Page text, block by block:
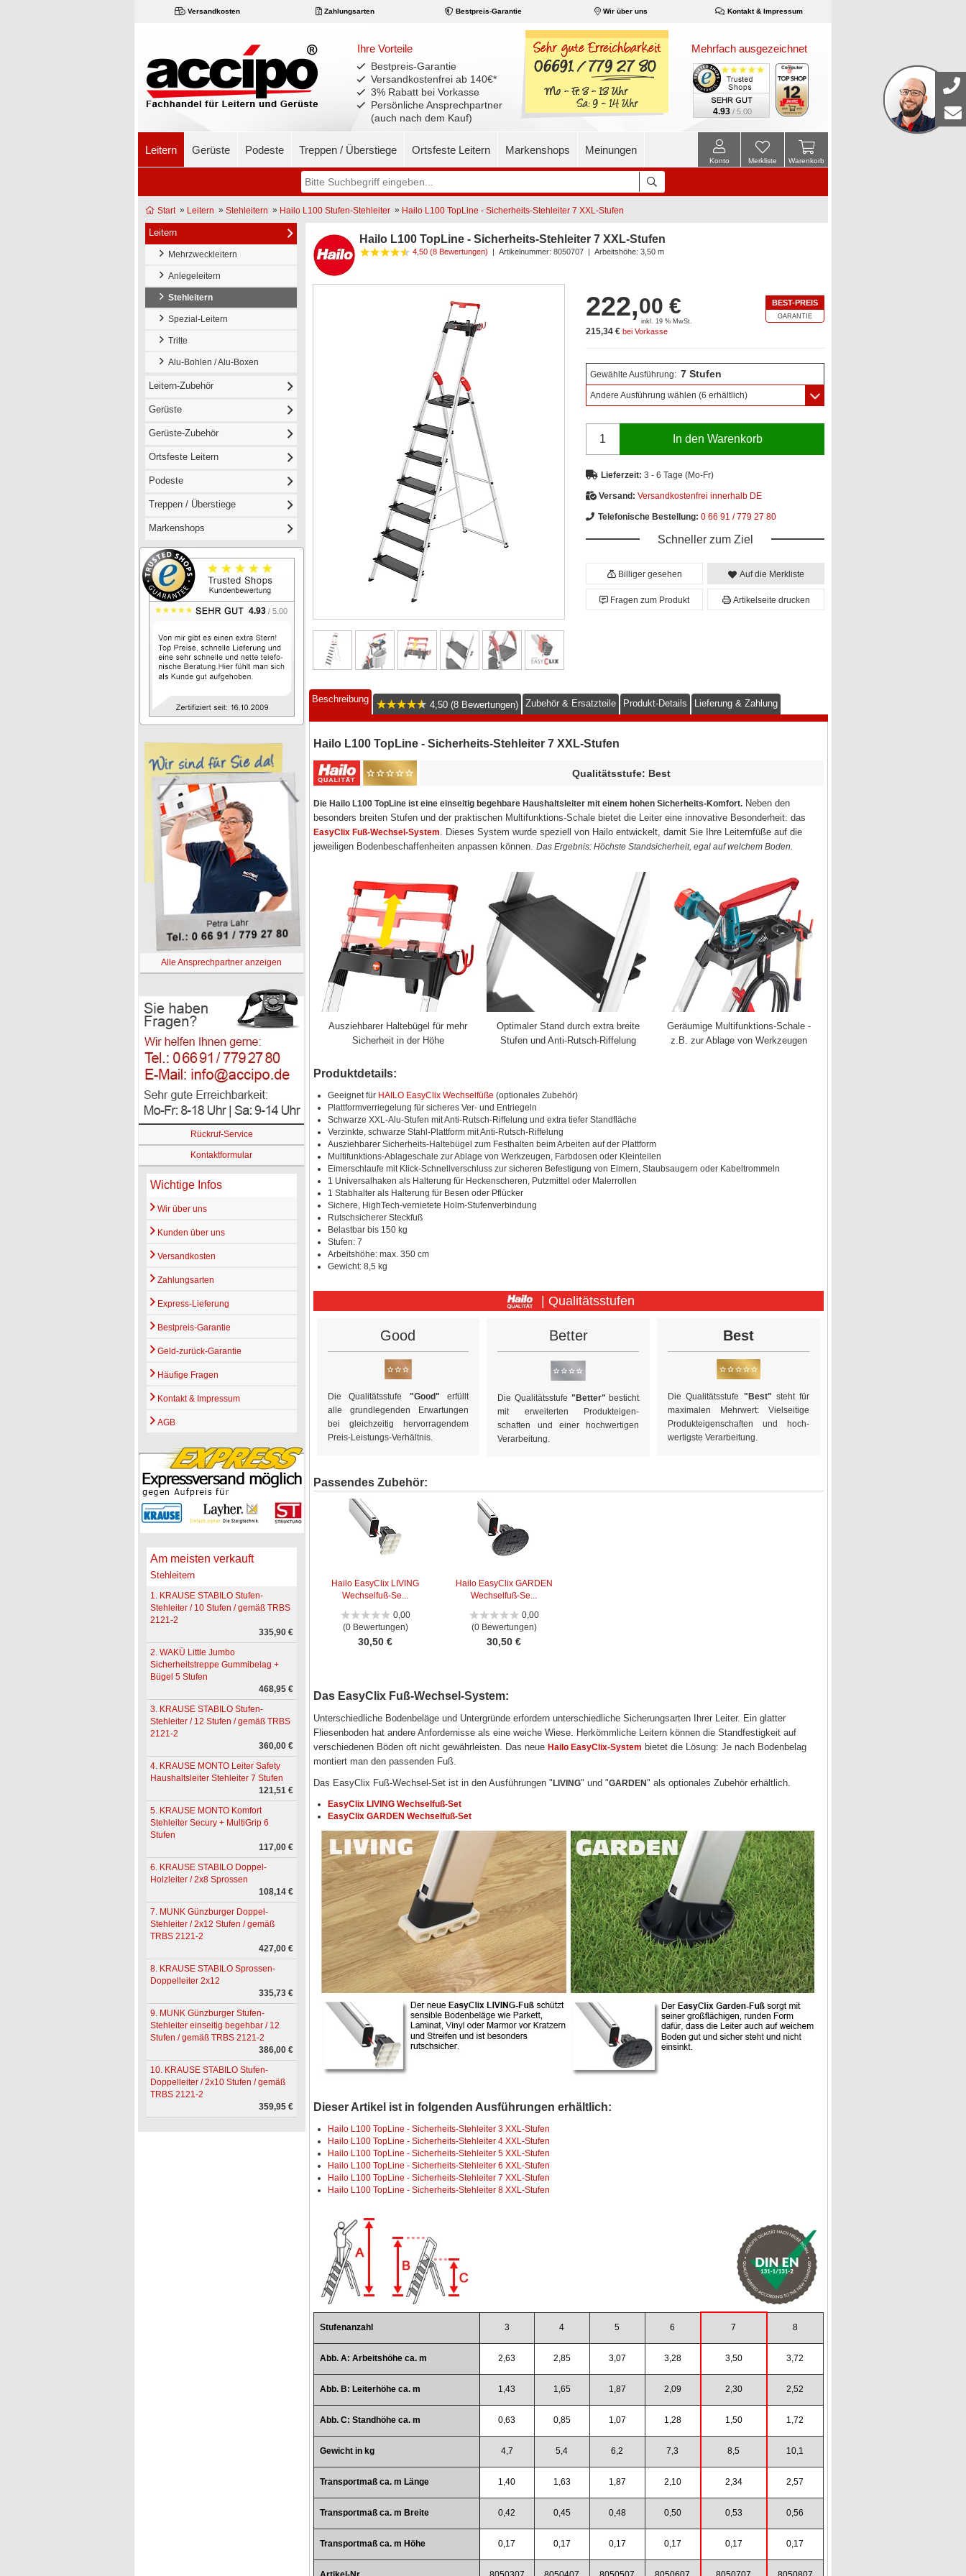
Versandkosten Zahlungsarten Bestpreis-Garantie Wir über uns Kontakt & Impressum
Ihre Vorteile
Bestpreis-Garantie
Versandkostenfrei ab 140€*
3% Rabatt bei Vorkasse
Persönliche Ansprechpartner
(auch nach dem Kauf)
Mehrfach ausgezeichnet
4.93 / 5.00
Leitern Gerüste Podeste Treppen / Überstiege Ortsfeste Leitern Markenshops Meinungen
Warenkorb
Merkliste
Konto
Start» Leitern » Stehleitern » Hailo L100 Stufen-Stehleiter » Hailo L100 TopLine - Sicherheits-Stehleiter 7 XXL-Stufen
Leitern
Mehrzweckleitern
Anlegeleitern
Stehleitern
Spezial-Leitern
Tritte
Alu-Bohlen / Alu-Boxen
Leitern-Zubehör
Gerüste
Gerüste-Zubehör
Ortsfeste Leitern
Podeste
Treppen / Überstiege
Markenshops
4.93 / 5.00
Alle Ansprechpartner anzeigen
Rückruf-Service
Kontaktformular
Wichtige Infos
Wir über uns
Kunden über uns
Versandkosten
Zahlungsarten
Express-Lieferung
Bestpreis-Garantie
Geld-zurück-Garantie
Häufige Fragen
Kontakt & Impressum
AGB
Am meisten verkauft
Stehleitern
1. KRAUSE STABILO Stufen-
Stehleiter / 10 Stufen / gemäß TRBS
2121-2
335,90 €
2. WAKÜ Little Jumbo
Sicherheitstreppe Gummibelag +
Bügel 5 Stufen
468,95 €
3. KRAUSE STABILO Stufen-
Stehleiter / 12 Stufen / gemäß TRBS
2121-2
360,00 €
4. KRAUSE MONTO Leiter Safety
Haushaltsleiter Stehleiter 7 Stufen
121,51 €
5. KRAUSE MONTO Komfort
Stehleiter Secury + MultiGrip 6
Stufen
117,00 €
6. KRAUSE STABILO Doppel-
Holzleiter / 2x8 Sprossen
108,14 €
7. MUNK Günzburger Doppel-
Stehleiter / 2x12 Stufen / gemäß
TRBS 2121-2
427,00 €
8. KRAUSE STABILO Sprossen-
Doppelleiter 2x12
335,73 €
9. MUNK Günzburger Stufen-
Stehleiter einseitig begehbar / 12
Stufen / gemäß TRBS 2121-2
386,00 €
10. KRAUSE STABILO Stufen-
Doppelleiter / 2x10 Stufen / gemäß
TRBS 2121-2
359,95 €
Hailo L100 TopLine - Sicherheits-Stehleiter 7 XXL-Stufen
4,50 (8 Bewertungen) | Artikelnummer: 8050707 | Arbeitshöhe: 3,50 m
BEST-PREIS
GARANTIE
222,00 €
inkl. 19 % MwSt.
215,34 € bei Vorkasse
Gewählte Ausführung: 7 Stufen
Andere Ausführung wählen (6 erhältlich)
In den Warenkorb
Lieferzeit: 3 - 6 Tage (Mo-Fr)
Versand: Versandkostenfrei innerhalb DE
Telefonische Bestellung: 0 66 91 / 779 27 80
Schneller zum Ziel
Billiger gesehen Auf die Merkliste
Fragen zum Produkt Artikelseite drucken
Beschreibung
4,50 (8 Bewertungen) Zubehör & Ersatzteile Produkt-Details Lieferung & Zahlung
Hailo L100 TopLine - Sicherheits-Stehleiter 7 XXL-Stufen
Qualitätsstufe: Best
Die Hailo L100 TopLine ist eine einseitig begehbare Haushaltsleiter mit einem hohen Sicherheits-Komfort.Neben den
besonders breiten Stufen und der praktischen Multifunktions-Schale bietet die Leiter eine innovative Besonderheit: das
EasyClix Fuß-Wechsel-System. Dieses System wurde speziell von Hailo entwickelt, damit Sie Ihre Leiternfüße auf die
jeweiligen Bodenbeschaffenheiten anpassen können. Das Ergebnis: Höchste Standsicherheit, egal auf welchem Boden.
Ausziehbarer Haltebügel für mehr
Sicherheit in der Höhe
Optimaler Stand durch extra breite
Stufen und Anti-Rutsch-Riffelung
Geräumige Multifunktions-Schale -
z.B. zur Ablage von Werkzeugen
Produktdetails:
Geeignet für HAILO EasyClix Wechselfüße (optionales Zubehör)
Plattformverriegelung für sicheres Ver- und Entriegeln
Schwarze XXL-Alu-Stufen mit Anti-Rutsch-Riffelung und extra tiefer Standfläche
Verzinkte, schwarze Stahl-Plattform mit Anti-Rutsch-Riffelung
Ausziehbarer Sicherheits-Haltebügel zum Festhalten beim Arbeiten auf der Plattform
Multifunktions-Ablageschale zur Ablage von Werkzeugen, Farbdosen oder Kleinteilen
Eimerschlaufe mit Klick-Schnellverschluss zur sicheren Befestigung von Eimern, Staubsaugern oder Kabeltrommeln
1 Universalhaken als Halterung für Heckenscheren, Putzmittel oder Malerrollen
1 Stabhalter als Halterung für Besen oder Pflücker
Sichere, HighTech-vernietete Holm-Stufenverbindung
Rutschsicherer Steckfuß
Belastbar bis 150 kg
Stufen: 7
Arbeitshöhe: max. 350 cm
Gewicht: 8,5 kg
| Qualitätsstufen
Good
Die Qualitätsstufe "Good"erfüllt
alle grundlegenden Erwartungen
bei gleichzeitig hervorragendem
Preis-Leistungs-Verhältnis.
Better
Die Qualitätsstufe "Better" besticht
mit erweiterten Produkt­eigen­
schaften und einer hochwertigen
Verarbeitung.
Best
Die Qualitätsstufe "Best" steht für
maximalen Mehrwert: Vielseitige
Produkteigen­schaften und hoch­
wertigste Verarbeitung.
Passendes Zubehör:
Hailo EasyClix LIVING
Wechselfuß-Se...
0,00
(0 Bewertungen)
30,50 €
Hailo EasyClix GARDEN
Wechselfuß-Se...
0,00
(0 Bewertungen)
30,50 €
Das EasyClix Fuß-Wechsel-System:
Unterschiedliche Bodenbeläge und Untergründe erfordern unterschiedliche Sicherungsarten Ihrer Leiter. Ein glatter
Fliesenboden hat andere Anfordernisse als eine weiche Wiese. Herkömmliche Leitern können die Standfestigkeit auf
verschiedenen Böden oft nicht gewährleisten. Das neue Hailo EasyClix-System bietet die Lösung: Je nach Bodenbelag
montiert man den passenden Fuß.
Das EasyClix Fuß-Wechsel-Set ist in den Ausführungen "LIVING" und "GARDEN" als optionales Zubehör erhältlich.
EasyClix LIVING Wechselfuß-Set
EasyClix GARDEN Wechselfuß-Set
Dieser Artikel ist in folgenden Ausführungen erhältlich:
Hailo L100 TopLine - Sicherheits-Stehleiter 3 XXL-Stufen
Hailo L100 TopLine - Sicherheits-Stehleiter 4 XXL-Stufen
Hailo L100 TopLine - Sicherheits-Stehleiter 5 XXL-Stufen
Hailo L100 TopLine - Sicherheits-Stehleiter 6 XXL-Stufen
Hailo L100 TopLine - Sicherheits-Stehleiter 7 XXL-Stufen
Hailo L100 TopLine - Sicherheits-Stehleiter 8 XXL-Stufen
Stufenanzahl 3 4 5 6 7 8
Abb. A: Arbeitshöhe ca. m 2,63 2,85 3,07 3,28 3,50 3,72
Abb. B: Leiterhöhe ca. m 1,43 1,65 1,87 2,09 2,30 2,52
Abb. C: Standhöhe ca. m 0,63 0,85 1,07 1,28 1,50 1,72
Gewicht in kg 4,7 5,4 6,2 7,3 8,5 10,1
Transportmaß ca. m Länge 1,40 1,63 1,87 2,10 2,34 2,57
Transportmaß ca. m Breite 0,42 0,45 0,48 0,50 0,53 0,56
Transportmaß ca. m Höhe 0,17 0,17 0,17 0,17 0,17 0,17